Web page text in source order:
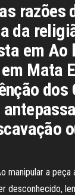
razões
da
em Ao
Mata
dos
manipular a
desconhecido,